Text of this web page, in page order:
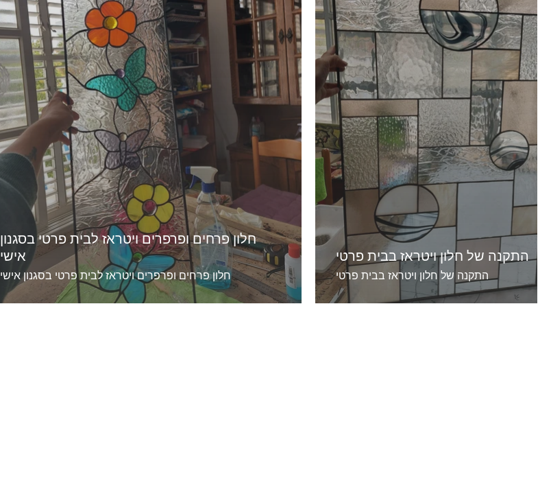
חלון פרחים ופרפרים ויטראז לבית פרטי בסגנון
אישי
חלון פרחים ופרפרים ויטראז לבית פרטי בסגנון אישי
התקנה של חלון ויטראז בבית פרטי
התקנה של חלון ויטראז בבית פרטי